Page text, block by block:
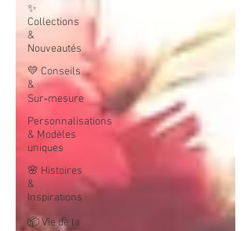
✨
Collections
&
Nouveautés
💛 Conseils
&
Sur‑mesure
Personnalisations
& Modèles
uniques
🌸 Histoires
&
Inspirations
📦 Vie de la